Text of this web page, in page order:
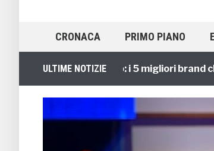
CRONACA PRIMO PIANO
ULTIME NOTIZIE
Viaggi di Gruppo: i 5 migliori brand che